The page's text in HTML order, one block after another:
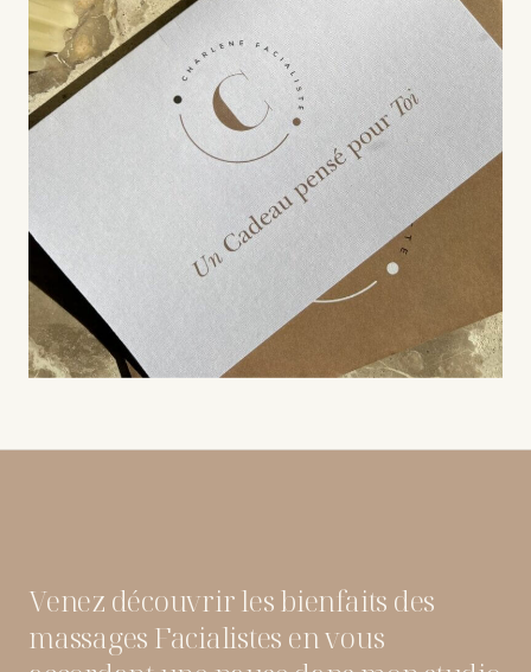
Venez découvrir les bienfaits des
massages Facialistes en vous